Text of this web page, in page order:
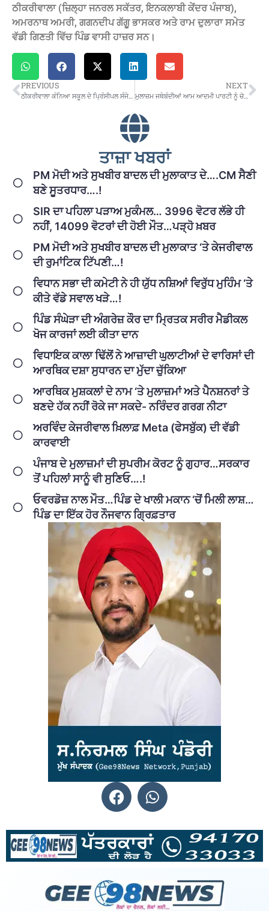
ਠੀਕਰੀਵਾਲਾ (ਜ਼ਿਲ੍ਹਾ ਜਨਰਲ ਸਕੱਤਰ, ਇਨਕਲਾਬੀ ਕੇਂਦਰ ਪੰਜਾਬ),
ਅਮਰਨਾਥ ਅਮਰੀ, ਗਗਨਦੀਪ ਗੱਗੂ ਭਾਸਕਰ ਅਤੇ ਰਾਮ ਦੁਲਾਰਾ ਸਮੇਤ
ਵੱਡੀ ਗਿਣਤੀ ਵਿੱਚ ਪਿੰਡ ਵਾਸੀ ਹਾਜ਼ਰ ਸਨ।
PREVIOUS
ਠੀਕਰੀਵਾਲਾ ਕੰਨਿਆ ਸਕੂਲ ਦੇ ਪ੍ਰਿੰਸੀਪਲ ਸੰਜੇ ਸਿੰਗਲਾ ਨੂੰ ਵਿਭਾਗ ਨੇ ਬਰਨਾਲਾ ਤੋਂ ਦੂਰ ਭੇਜਿਆ
NEXT
ਮੁਲਾਜ਼ਮ ਜਥੇਬੰਦੀਆਂ ਆਮ ਆਦਮੀ ਪਾਰਟੀ ਨੂੰ ਚੋਣਾਂ ‘ਚ ਉਸਦੀ ਸਿਆਸੀ ਔਕਾਤ ਯਾਦ ਕਰਵਾਉਣਗੀਆਂ-ਰੁਪਿੰਦਰ ਬਾਵਾ
ਤਾਜ਼ਾ ਖਬਰਾਂ
PM ਮੋਦੀ ਅਤੇ ਸੁਖਬੀਰ ਬਾਦਲ ਦੀ ਮੁਲਾਕਾਤ ਦੇ….CM ਸੈਣੀ
ਬਣੇ ਸੂਤਰਧਾਰ….!
SIR ਦਾ ਪਹਿਲਾ ਪੜਾਅ ਮੁਕੰਮਲ… 3996 ਵੋਟਰ ਲੱਭੇ ਹੀ
ਨਹੀਂ, 14099 ਵੋਟਰਾਂ ਦੀ ਹੋਈ ਮੌਤ…ਪੜ੍ਹੋ ਖ਼ਬਰ
PM ਮੋਦੀ ਅਤੇ ਸੁਖਬੀਰ ਬਾਦਲ ਦੀ ਮੁਲਾਕਾਤ ‘ਤੇ ਕੇਜਰੀਵਾਲ
ਦੀ ਰੁਮਾਂਟਿਕ ਟਿੱਪਣੀ…!
ਵਿਧਾਨ ਸਭਾ ਦੀ ਕਮੇਟੀ ਨੇ ਹੀ ਯੁੱਧ ਨਸ਼ਿਆਂ ਵਿਰੁੱਧ ਮੁਹਿੰਮ ‘ਤੇ
ਕੀਤੇ ਵੱਡੇ ਸਵਾਲ ਖੜੇ…!
ਪਿੰਡ ਸੰਘੇੜਾ ਦੀ ਅੰਗਰੇਜ਼ ਕੌਰ ਦਾ ਮ੍ਰਿਤਕ ਸਰੀਰ ਮੈਡੀਕਲ
ਖੋਜ ਕਾਰਜਾਂ ਲਈ ਕੀਤਾ ਦਾਨ
ਵਿਧਾਇਕ ਕਾਲਾ ਢਿੱਲੋਂ ਨੇ ਆਜ਼ਾਦੀ ਘੁਲਾਟੀਆਂ ਦੇ ਵਾਰਿਸਾਂ ਦੀ
ਆਰਥਿਕ ਦਸ਼ਾ ਸੁਧਾਰਨ ਦਾ ਮੁੱਦਾ ਚੁੱਕਿਆ
ਆਰਥਿਕ ਮੁਸ਼ਕਲਾਂ ਦੇ ਨਾਮ ‘ਤੇ ਮੁਲਾਜ਼ਮਾਂ ਅਤੇ ਪੈਨਸ਼ਨਰਾਂ ਤੇ
ਬਣਦੇ ਹੱਕ ਨਹੀਂ ਰੋਕੇ ਜਾ ਸਕਦੇ- ਨਰਿੰਦਰ ਗਰਗ ਨੀਟਾ
ਅਰਵਿੰਦ ਕੇਜਰੀਵਾਲ ਖ਼ਿਲਾਫ਼ Meta (ਫੇਸਬੁੱਕ) ਦੀ ਵੱਡੀ
ਕਾਰਵਾਈ
ਪੰਜਾਬ ਦੇ ਮੁਲਾਜ਼ਮਾਂ ਦੀ ਸੁਪਰੀਮ ਕੋਰਟ ਨੂੰ ਗੁਹਾਰ…ਸਰਕਾਰ
ਤੋਂ ਪਹਿਲਾਂ ਸਾਨੂੰ ਵੀ ਸੁਣਿਓ….!
ਓਵਰਡੋਜ਼ ਨਾਲ ਮੌਤ…ਪਿੰਡ ਦੇ ਖਾਲੀ ਮਕਾਨ ‘ਚੋਂ ਮਿਲੀ ਲਾਸ਼…
ਪਿੰਡ ਦਾ ਇੱਕ ਹੋਰ ਨੌਜਵਾਨ ਗ੍ਰਿਫ਼ਤਾਰ